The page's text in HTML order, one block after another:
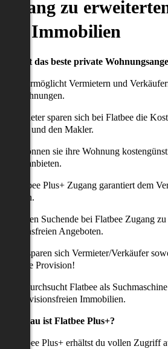
zu
Immobilien
willst das beste private
ermöglicht Vermietern und
Wohnungen.
Anbieter sparen sich bei Flatbee die
und den Makler.
können sie ihre Wohnung
anbieten.
Flatbee Plus+ Zugang garantiert dem
erhalten Suchende bei Flatbee Zugang
Angeboten.
uns sparen sich Vermieter/Verkäufer
Provision!
durchsucht Flatbee als
provisionsfreien Immobilien.
genau ist Flatbee Plus+?
Flatbee Plus+ erhältst du vollen Zugriff